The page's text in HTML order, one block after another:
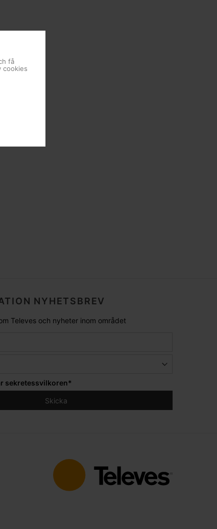
NYHETSBREV
Televes och nyheter inom området
sekretessvilkoren*
få
cookies